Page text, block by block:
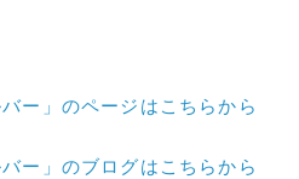
ー」のページはこちらから
ー」のブログはこちらから